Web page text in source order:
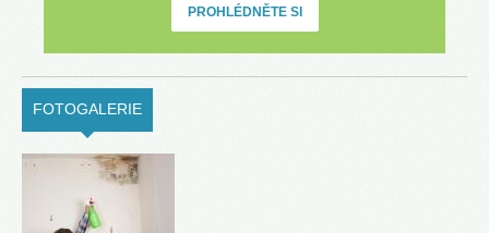
PROHLÉDNĚTE SI
FOTOGALERIE